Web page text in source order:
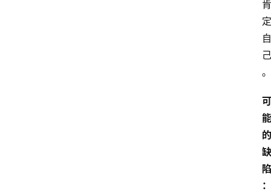
肯
定
自
己
。
可
能
的
缺
陷
：